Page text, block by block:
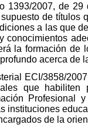
1393/2007, de
de títulos
a las que
conocimientos
la formación de
acerca de
ECI/3858/
que
Profesional
instituciones
de la